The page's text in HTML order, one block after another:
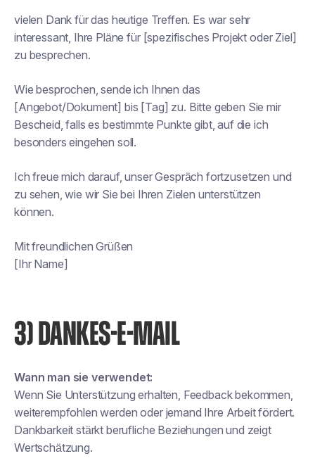
vielen Dank für das heutige Treffen. Es war sehr
interessant, Ihre Pläne für [spezifisches Projekt oder Ziel]
zu besprechen.
Wie besprochen, sende ich Ihnen das
[Angebot/Dokument] bis [Tag] zu. Bitte geben Sie mir
Bescheid, falls es bestimmte Punkte gibt, auf die ich
besonders eingehen soll.
Ich freue mich darauf, unser Gespräch fortzusetzen und
zu sehen, wie wir Sie bei Ihren Zielen unterstützen
können.
Mit freundlichen Grüßen
[Ihr Name]
3) DANKES-E-MAIL
Wann man sie verwendet:
Wenn Sie Unterstützung erhalten, Feedback bekommen,
weiterempfohlen werden oder jemand Ihre Arbeit fördert.
Dankbarkeit stärkt berufliche Beziehungen und zeigt
Wertschätzung.